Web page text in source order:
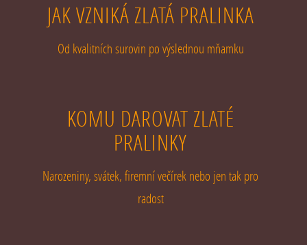
JAK VZNIKÁ ZLATÁ PRALINKA
Od kvalitních surovin po výslednou mňamku
KOMU DAROVAT ZLATÉ
PRALINKY
Narozeniny, svátek, firemní večírek nebo jen tak pro
radost